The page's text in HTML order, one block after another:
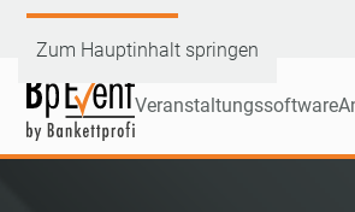
Zum Hauptinhalt springen
Veranstaltungssoftware